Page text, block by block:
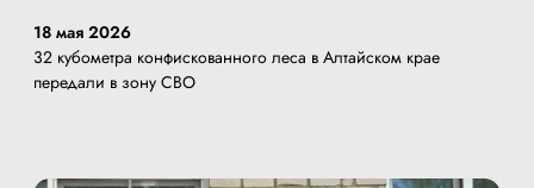
18 мая 2026
32 кубометра конфискованного леса в Алтайском крае
передали в зону СВО